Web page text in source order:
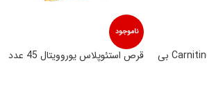
ال کارنیتین Carnitine BSK 2000 بی
ناموجود
قرص استئوپلاس یوروویتال 45 عدد